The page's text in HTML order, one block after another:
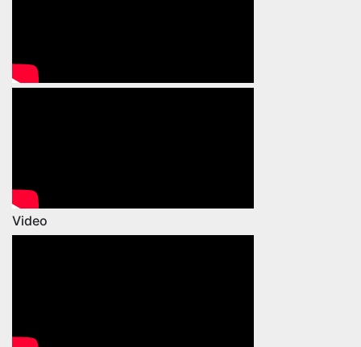
Video